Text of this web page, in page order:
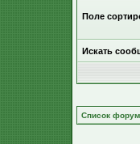
Поле
Искать
Список